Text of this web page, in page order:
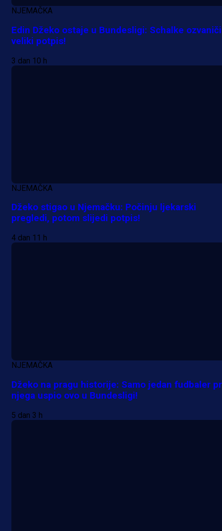
1 dan 9 h
A Selekcija
Da li je selektor zadovoljan: Evo
je Barbarez rekao o transferu
Alajbegovića u Juventus!
NJEMAČKA
Edin Džeko ostaje u Bundesligi: Schalke
veliki potpis!
3 dan 10 h
NJEMAČKA
Džeko stigao u Njemačku: Počinju ljekarski
pregledi, potom slijedi potpis!
4 dan 11 h
NJEMAČKA
Džeko na pragu historije: Samo jedan fudbaler
njega uspio ovo u Bundesligi!
5 dan 3 h